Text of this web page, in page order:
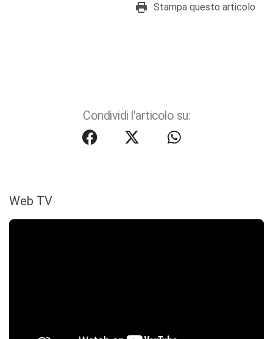
Stampa questo articolo
Condividi l'articolo su:
Web TV